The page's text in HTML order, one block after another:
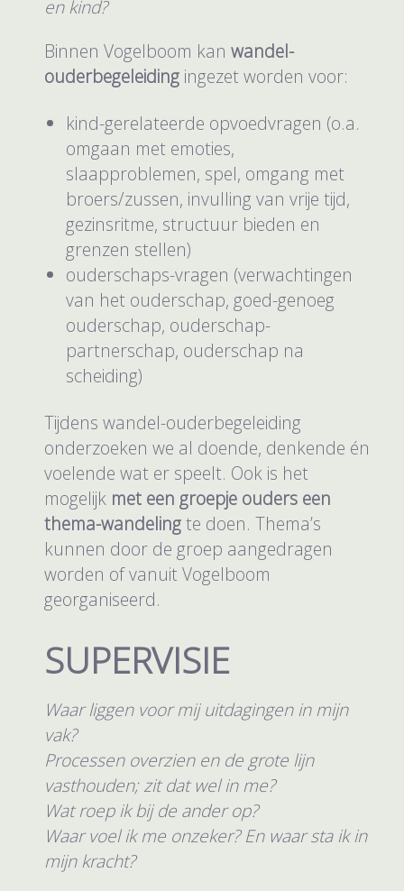
en kind?
Binnen Vogelboom kan wandel-
ouderbegeleiding ingezet worden voor:
kind-gerelateerde opvoedvragen (o.a.
omgaan met emoties,
slaapproblemen, spel, omgang met
broers/zussen, invulling van vrije tijd,
gezinsritme, structuur bieden en
grenzen stellen)
ouderschaps-vragen (verwachtingen
van het ouderschap, goed-genoeg
ouderschap, ouderschap-
partnerschap, ouderschap na
scheiding)
Tijdens wandel-ouderbegeleiding
onderzoeken we al doende, denkende én
voelende wat er speelt. Ook is het
mogelijk met een groepje ouders een
thema-wandelingte doen. Thema’s
kunnen door de groep aangedragen
worden of vanuit Vogelboom
georganiseerd.
SUPERVISIE
Waar liggen voor mij uitdagingen in mijn
vak?
Processen overzien en de grote lijn
vasthouden; zit dat wel in me?
Wat roep ik bij de ander op?
Waar voel ik me onzeker? En waar sta ik in
mijn kracht?